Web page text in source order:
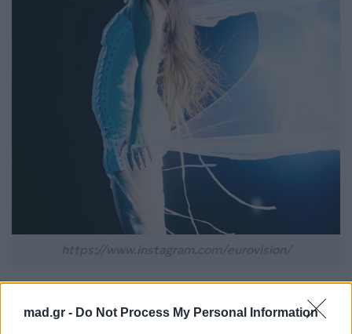
mad.gr - Do Not Process My Personal Information
Έγινε εθνικό είδωλο φτάνοντας στον τελικό της 9ης